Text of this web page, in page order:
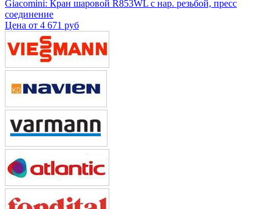
Giacomini: Кран шаровой R853WL с нар. резьбой, пресс
соединение
Цена от 4 671 руб